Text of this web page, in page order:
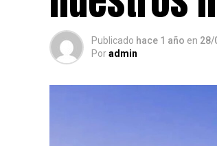
Publicado hace 1 año en 28/
Poradmin